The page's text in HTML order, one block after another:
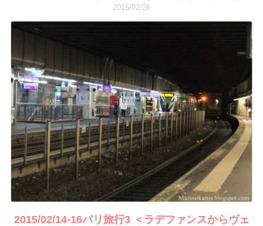
2015/02/26
2015/02/14-16パリ旅行3 ＜ラデファンスからヴェ